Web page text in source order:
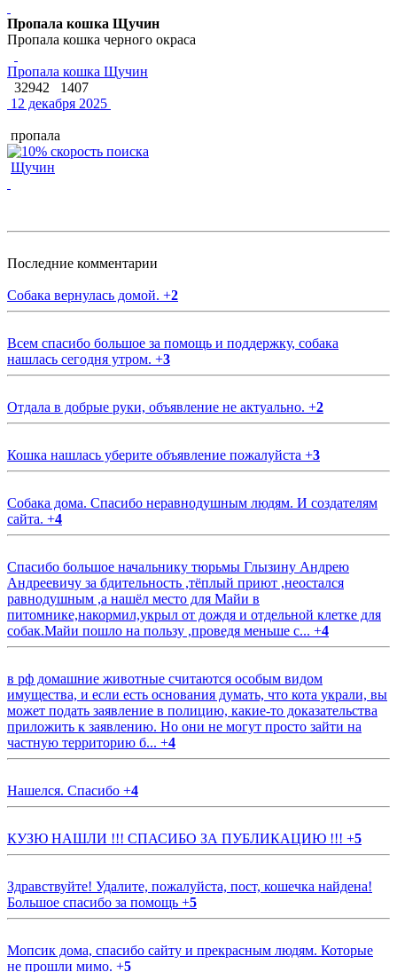
Пропала кошка Щучин
Пропала кошка черного окраса
Пропала кошка Щучин
32942
1407
12 декабря 2025
пропала
Щучин
Последние комментарии
Собака вернулась домой. +2
Всем спасибо большое за помощь и поддержку, собака
нашлась сегодня утром. +3
Отдала в добрые руки, объявление не актуально. +2
Кошка нашлась уберите объявление пожалуйста +3
Собака дома. Спасибо неравнодушным людям. И создателям
сайта. +4
Спасибо большое начальнику тюрьмы Глызину Андрею
Андреевичу за бдительность ,тёплый приют ,неостался
равнодушным ,а нашёл место для Майи в
питомнике,накормил,укрыл от дождя и отдельной клетке для
собак.Майи пошло на пользу ,проведя меньше с... +4
в рф домашние животные считаются особым видом
имущества, и если есть основания думать, что кота украли, вы
может подать заявление в полицию, какие-то доказательства
приложить к заявлению. Но они не могут просто зайти на
частную территорию б... +4
Нашелся. Спасибо +4
КУЗЮ НАШЛИ !!! СПАСИБО ЗА ПУБЛИКАЦИЮ !!! +5
Здравствуйте! Удалите, пожалуйста, пост, кошечка найдена!
Большое спасибо за помощь +5
Мопсик дома, спасибо сайту и прекрасным людям. Которые
не прошли мимо. +5